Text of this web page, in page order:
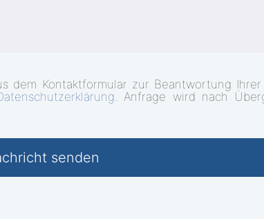
dem Kontaktformular zur Beantwortung Ihrer
. Anfrage wird nach